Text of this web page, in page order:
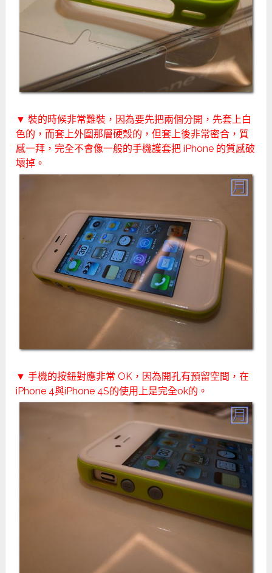
▼ 裝的時候非常難裝，因為要先把兩個分開，先套上白
色的，而套上外圍那層硬殼的，但套上後非常密合，質
感一拜，完全不會像一般的手機護套把 iPhone 的質感破
壞掉。
▼ 手機的按鈕對應非常 OK，因為開孔有預留空間，在
iPhone 4與iPhone 4S的使用上是完全ok的。